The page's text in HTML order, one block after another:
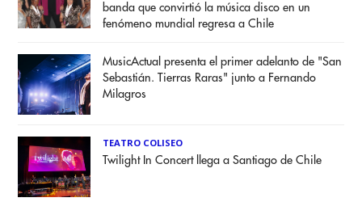
banda que convirtió la música disco en un
fenómeno mundial regresa a Chile
MusicActual presenta el primer adelanto de "San
Sebastián. Tierras Raras" junto a Fernando
Milagros
TEATRO COLISEO
Twilight In Concert llega a Santiago de Chile